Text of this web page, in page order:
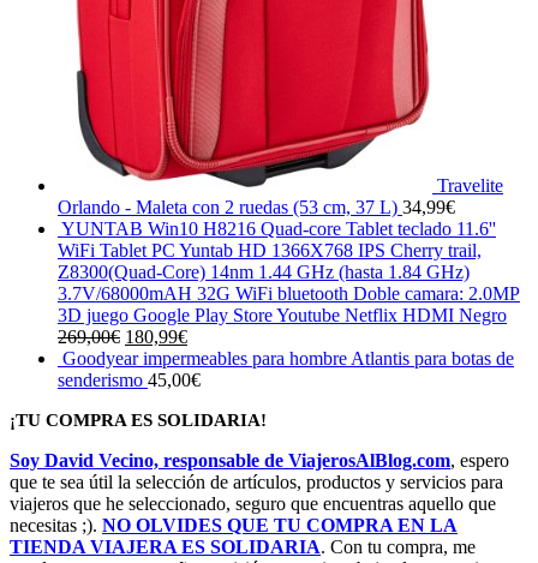
Travelite
Orlando - Maleta con 2 ruedas (53 cm, 37 L) 34,99€
YUNTAB Win10 H8216 Quad-core Tablet teclado 11.6''
WiFi Tablet PC Yuntab HD 1366X768 IPS Cherry trail,
Z8300(Quad-Core) 14nm 1.44 GHz (hasta 1.84 GHz)
3.7V/68000mAH 32G WiFi bluetooth Doble camara: 2.0MP
3D juego Google Play Store Youtube Netflix HDMI Negro
269,00€ El
precio
original
269,00€.
180,99€El
precio
actual
180,99€.
Goodyear impermeables para hombre Atlantis para botas de
senderismo 45,00€
¡TU COMPRA ES SOLIDARIA!
Soy David Vecino, responsable de ViajerosAlBlog.com, espero
que te sea útil la selección de artículos, productos y servicios para
viajeros que he seleccionado, seguro que encuentras aquello que
necesitas ;). NO OLVIDES QUE TU COMPRA EN LA
TIENDA VIAJERA ES SOLIDARIA. Con tu compra, me